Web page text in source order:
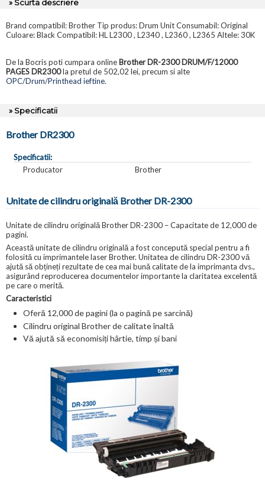
» Scurta descriere
Brand compatibil: Brother Tip produs: Drum Unit Consumabil: Original
Culoare: Black Compatibil: HL L2300 , L2340 , L2360 , L2365 Altele: 30K
De la Bocris poti cumpara online Brother DR-2300 DRUM/F/12000
PAGES DR2300la pretul de 502,02 lei, precum si alte
OPC/Drum/Printhead ieftine.
» Specificatii
Brother DR2300
Specificatii:
Producator
Brother
Unitate de cilindru originală Brother DR-2300
Unitate de cilindru originală Brother DR-2300 – Capacitate de 12,000 de
pagini.
Această unitate de cilindru originală a fost concepută special pentru a fi
folosită cu imprimantele laser Brother. Unitatea de cilindru DR-2300 vă
ajută să obțineți rezultate de cea mai bună calitate de la imprimanta dvs.,
asigurând reproducerea documentelor importante la claritatea excelentă
pe care o merită.
Caracteristici
Oferă 12,000 de pagini (la o pagină pe sarcină)
Cilindru original Brother de calitate înaltă
Vă ajută să economisiți hârtie, timp și bani